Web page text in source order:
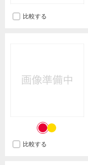
比較する
比較する